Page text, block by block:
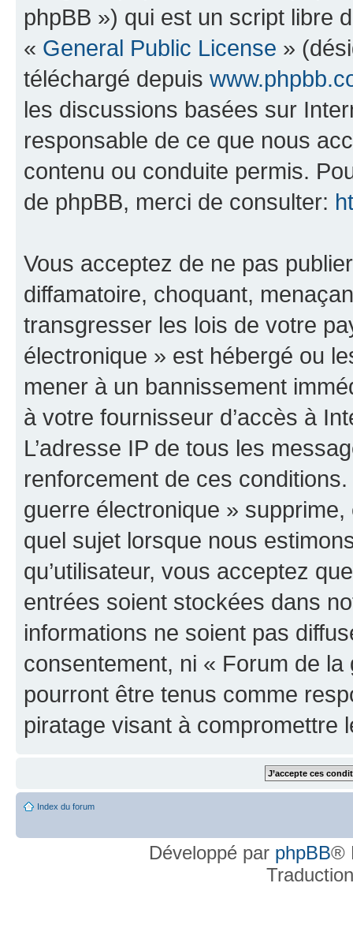
phpBB ») qui est un script libre
« General Public License »
téléchargé depuis
les discussions basées sur
responsable de ce que nous
contenu ou conduite permis.
de phpBB, merci de consulter:
Vous acceptez de ne pas
diffamatoire, choquant,
transgresser les lois de votre
électronique » est hébergé ou
mener à un bannissement
à votre fournisseur d’accès à
L’adresse IP de tous les
renforcement de ces
guerre électronique »
quel sujet lorsque nous
qu’utilisateur, vous acceptez
entrées soient stockées dans
informations ne soient pas
consentement, ni « Forum de
pourront être tenus comme
piratage visant à compromettre
Index du forum
Développé par phpBB®